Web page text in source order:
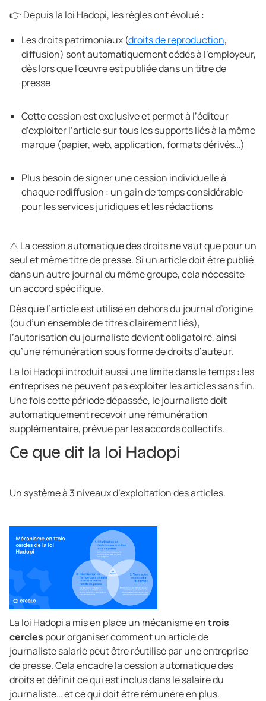
👉 Depuis la loi Hadopi, les règles ont évolué :
Les droits patrimoniaux (droits de reproduction,
diffusion) sont automatiquement cédés à l’employeur,
dès lors que l'œuvre est publiée dans un titre de
presse
Cette cession est exclusive et permet à l’éditeur
d’exploiter l’article sur tous les supports liés à la même
marque (papier, web, application, formats dérivés…)
Plus besoin de signer une cession individuelle à
chaque rediffusion : un gain de temps considérable
pour les services juridiques et les rédactions
⚠️ La cession automatique des droits ne vaut que pour un
seul et même titre de presse. Si un article doit être publié
dans un autre journal du même groupe, cela nécessite
un accord spécifique.
Dès que l’article est utilisé en dehors du journal d’origine
(ou d’un ensemble de titres clairement liés),
l’autorisation du journaliste devient obligatoire, ainsi
qu’une rémunération sous forme de droits d’auteur.
La loi Hadopi introduit aussi une limite dans le temps : les
entreprises ne peuvent pas exploiter les articles sans fin.
Une fois cette période dépassée, le journaliste doit
automatiquement recevoir une rémunération
supplémentaire, prévue par les accords collectifs.
Ce que dit la loi Hadopi
Un système à 3 niveaux d’exploitation des articles.
La loi Hadopi a mis en place un mécanisme entrois
cercles pour organiser comment un article de
journaliste salarié peut être réutilisé par une entreprise
de presse. Cela encadre la cession automatique des
droits et définit ce qui est inclus dans le salaire du
journaliste… et ce qui doit être rémunéré en plus.